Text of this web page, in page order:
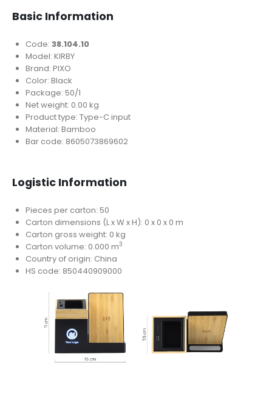
Basic Information
Code:38.104.10
Model: KIRBY
Brand: PIXO
Color: Black
Package: 50/1
Net weight: 0.00 kg
Product type: Type-C input
Material: Bamboo
Bar code: 8605073869602
Logistic Information
Pieces per carton: 50
Carton dimensions (L x W x H): 0 x 0 x 0 m
Carton gross weight: 0 kg
Carton volume: 0.000 m3
Country of origin: China
HS code: 850440909000